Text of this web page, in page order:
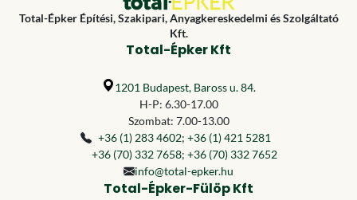
Total-Épker Építési, Szakipari, Anyagkereskedelmi és Szolgáltató
Kft.
Total-Épker Kft
1201 Budapest, Baross u. 84.
H-P: 6.30-17.00
Szombat: 7.00-13.00
+36 (1) 283 4602; +36 (1) 421 5281
+36 (70) 332 7658; +36 (70) 332 7652
info@total-epker.hu
Total-Épker-Fülöp Kft